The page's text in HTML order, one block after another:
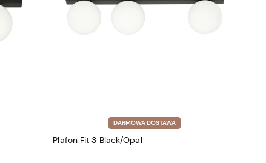
DARMOWA DOSTAWA
Plafon Fit 3 Black/Opal